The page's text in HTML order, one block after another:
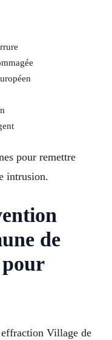
pour remettre
intrusion.
de
pour
Village de